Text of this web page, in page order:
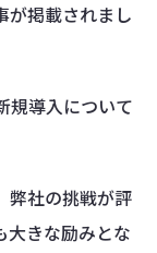
が掲載されまし
規導入について
弊社の挑戦が評
大きな励みとな